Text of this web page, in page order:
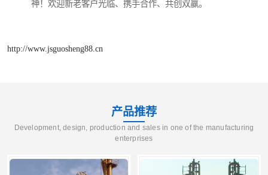
神！欢迎新老客户光临、携手合作、共创双赢。
http://www.jsguosheng88.cn
产品推荐
Development, design, production and sales in one of the manufacturing
enterprises